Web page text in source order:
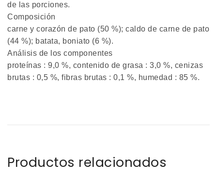
de las porciones.
Composición
carne y corazón de pato (50 %); caldo de carne de pato
(44 %); batata, boniato (6 %).
Análisis de los componentes
proteínas : 9,0 %, contenido de grasa : 3,0 %, cenizas
brutas : 0,5 %, fibras brutas : 0,1 %, humedad : 85 %.
Productos relacionados